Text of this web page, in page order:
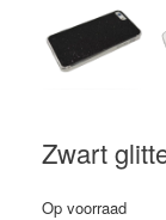
Zwart
Op voorraad